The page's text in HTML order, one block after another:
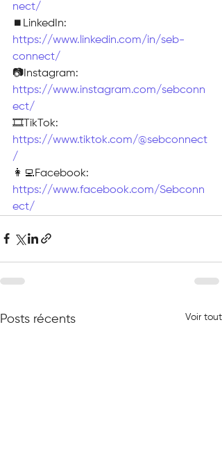
nect/
⏹️LinkedIn:
https://www.linkedin.com/in/seb-
connect/
📷Instagram:
https://www.instagram.com/sebconn
ect/
🎞TikTok:
https://www.tiktok.com/@sebconnect
/
👩‍💻Facebook:
https://www.facebook.com/Sebconn
ect/
Posts récents Voir tout